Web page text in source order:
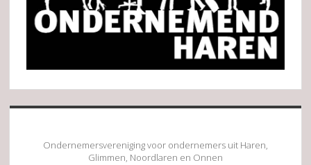
Ondernemersvereniging voor ondernemers uit Haren,
Glimmen, Noordlaren en Onnen